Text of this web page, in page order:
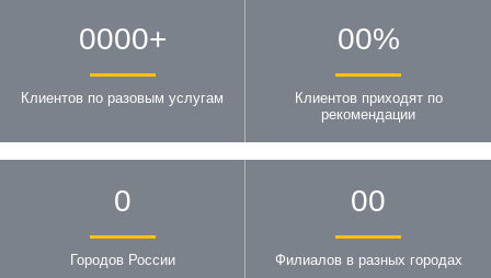
0000+
Клиентов по разовым услугам
00%
Клиентов приходят по
рекомендации
0
Городов России
00
Филиалов в разных городах